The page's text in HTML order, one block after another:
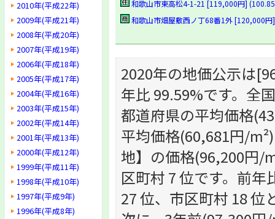
和歌山市東高松4-1-21 [119,000円]
和歌山市畑屋敷西ノ丁68番1外 [120,000
2020年の地価公示は
年比 99.59%です。全
都道府県の平均価格
平均価格(60,681円/
地】の価格(96,200円/
区町村 7 位です。前
27 位、市区町村 18 位
2010年(平成22年)
2009年(平成21年)
2008年(平成20年)
2007年(平成19年)
2006年(平成18年)
2005年(平成17年)
2004年(平成16年)
2003年(平成15年)
2002年(平成14年)
2001年(平成13年)
2000年(平成12年)
1999年(平成11年)
1998年(平成10年)
1997年(平成9年)
1996年(平成8年)